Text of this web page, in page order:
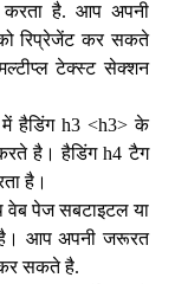
करता है. आप अपनी
रिप्रेजेंट कर सकते
टेक्स्ट सेक्शन
हैडिंग h3 <h3> के
है। हैडिंग h4 टैग
है।
वेब पेज सबटाइटल या
है। आप अपनी जरूरत
सकते है.